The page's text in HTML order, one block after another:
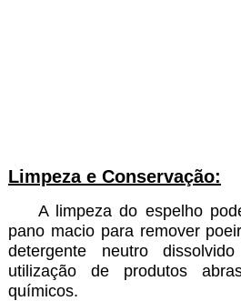
Limpeza e Conservação:
A limpeza do espelho
pano macio para remover
detergente neutro
utilização de produtos
químicos.